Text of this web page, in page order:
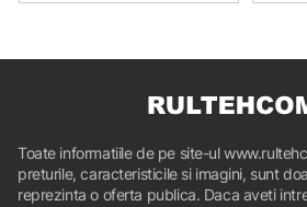
Toate informatiile de pe site-ul
preturile, caracteristicile si imagini, sunt
reprezinta o oferta publica. Daca aveti